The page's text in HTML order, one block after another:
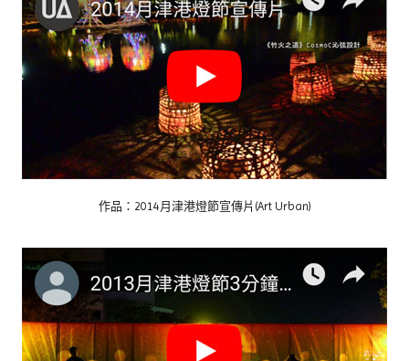
作品：2014月津港燈節宣傳片(Art Urban)